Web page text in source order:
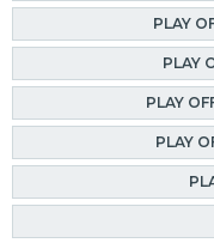
PLAY
PLAY
PLAY
PLAY